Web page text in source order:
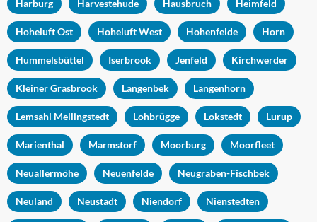
Harburg Harvestehude Hausbruch Heimfeld
Hoheluft Ost Hoheluft West Hohenfelde Horn
Hummelsbüttel Iserbrook Jenfeld Kirchwerder
Kleiner Grasbrook Langenbek Langenhorn
Lemsahl Mellingstedt Lohbrügge Lokstedt Lurup
Marienthal Marmstorf Moorburg Moorfleet
Neuallermöhe Neuenfelde Neugraben-Fischbek
Neuland Neustadt Niendorf Nienstedten